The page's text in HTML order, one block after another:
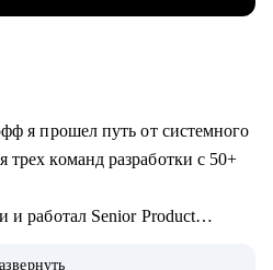
я прошел путь от системного
трех команд разработки с 50+
и работал Senior Product